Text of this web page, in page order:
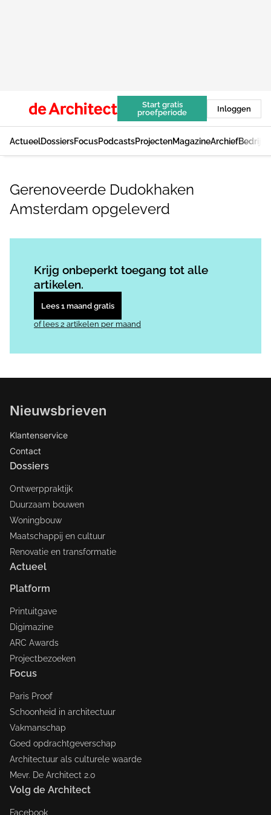
Start gratis
proefperiode
Inloggen
ActueelDossiersFocusPodcastsProjectenMagazineArchief
Gerenoveerde Dudokhaken
Amsterdam opgeleverd
Krijg onbeperkt toegang tot alle
artikelen.
Lees 1 maand gratis
of lees 2 artikelen per maand
Nieuwsbrieven
Klantenservice
Contact
Dossiers
Ontwerppraktijk
Duurzaam bouwen
Woningbouw
Maatschappij en cultuur
Renovatie en transformatie
Actueel
Platform
Printuitgave
Digimazine
ARC Awards
Projectbezoeken
Focus
Paris Proof
Schoonheid in architectuur
Vakmanschap
Goed opdrachtgeverschap
Architectuur als culturele waarde
Mevr. De Architect 2.0
Volg de Architect
Facebook